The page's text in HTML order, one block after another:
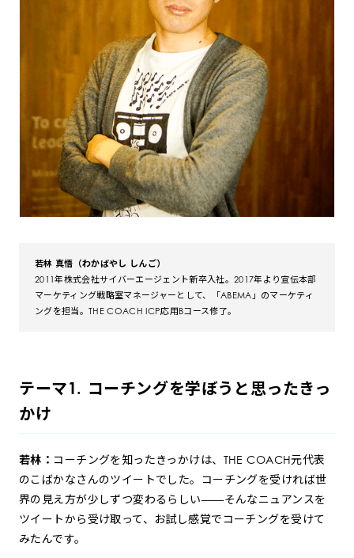
若林 真悟（わかばやし しんご）
2011年株式会社サイバーエージェント新卒入社。2017年より宣伝本部
マーケティング戦略室マネージャーとして、「ABEMA」のマーケティ
ングを担当。THE COACH ICP応用Bコース修了。
テーマ1. コーチングを学ぼうと思ったきっ
かけ
若林： コーチングを知ったきっかけは、THE COACH元代表
のこばかなさんのツイートでした。コーチングを受ければ世
界の見え方が少しずつ変わるらしい——そんなニュアンスを
ツイートから受け取って、お試し感覚でコーチングを受けて
みたんです。